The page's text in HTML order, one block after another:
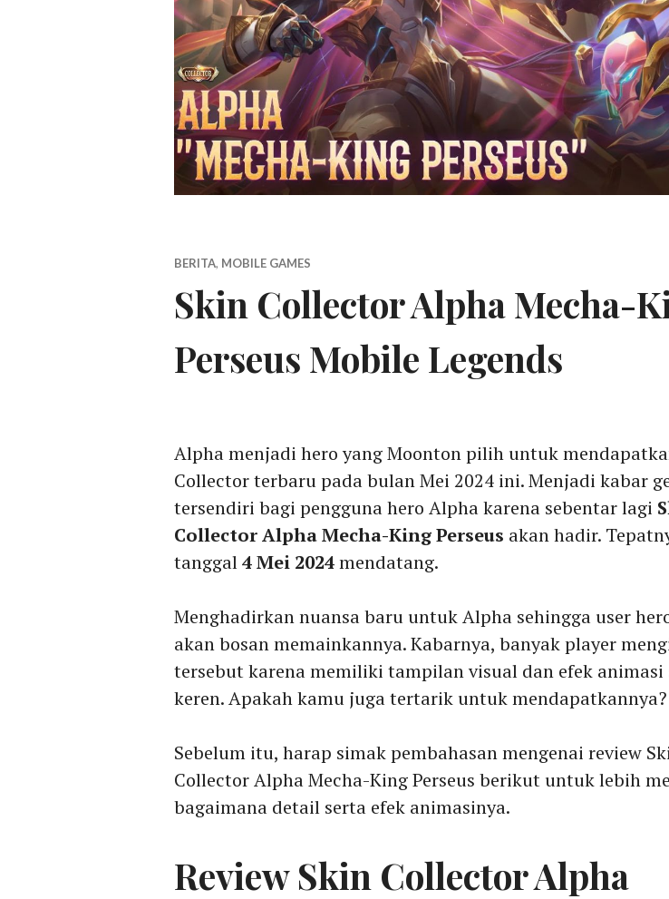
BERITA, MOBILE GAMES
Skin Collector Alpha Mecha-
Perseus Mobile Legends
Alpha menjadi hero yang Moonton pilih untuk
Collector terbaru pada bulan Mei 2024 ini. Menjadi kabar
tersendiri bagi pengguna hero Alpha karena sebentar lagi
Collector Alpha Mecha-King Perseus akan hadir.
tanggal4 Mei 2024mendatang.
Menghadirkan nuansa baru untuk Alpha sehingga user
akan bosan memainkannya. Kabarnya, banyak player
tersebut karena memiliki tampilan visual dan efek
keren. Apakah kamu juga tertarik untuk mendapatkannya?
Sebelum itu, harap simak pembahasan mengenai review
Collector Alpha Mecha-King Perseus berikut untuk lebih
bagaimana detail serta efek animasinya.
Review Skin Collector Alpha